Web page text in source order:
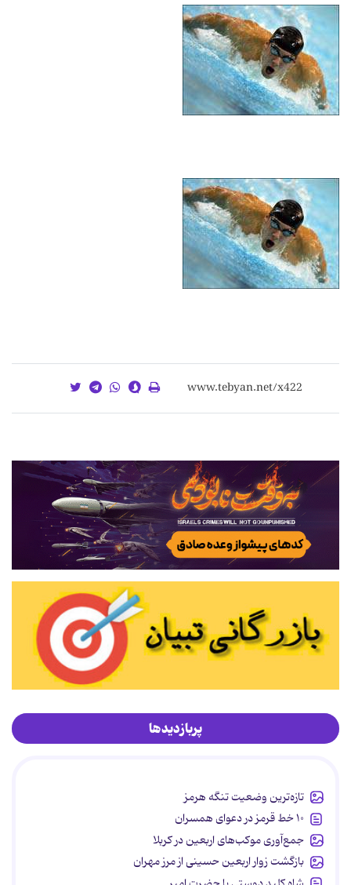
پربازدیدها
تازه‌ترین وضعیت تنگه هرمز
۱۰ خط قرمز در دعوای همسران
جمع‌آوری موکب‌های اربعین در کربلا
بازگشت زوار اربعین حسینی از مرز مهران